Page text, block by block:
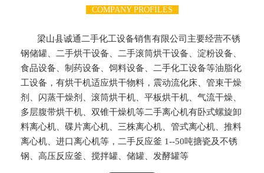
COMPANY PROFILES
梁山县诚通二手化工设备销售有限公司主要经营不锈
钢储罐、二手烘干设备、二手滚筒烘干设备、淀粉设备、
食品设备、制药设备、饲料设备、二手化工设备等油脂化
工设备，有烘干机适应烘干物料，震动流化床、管束干燥
剂、闪蒸干燥剂、滚筒烘干机、平板烘干机、气流干燥、
多层腹带烘干机、双锥干燥机等二手离心机有卧式螺旋卸
料离心机、碟片离心机、三株离心机、管式离心机、推料
离心机、进口离心机等，二手反应釜 1--50吨搪瓷及不锈
钢、高压反应釜、搅拌罐、储罐、发酵罐等